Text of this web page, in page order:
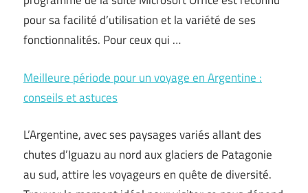
pour sa facilité d’utilisation et la variété de ses
fonctionnalités. Pour ceux qui …
Meilleure période pour un voyage en Argentine :
conseils et astuces
L’Argentine, avec ses paysages variés allant des
chutes d’Iguazu au nord aux glaciers de Patagonie
au sud, attire les voyageurs en quête de diversité.